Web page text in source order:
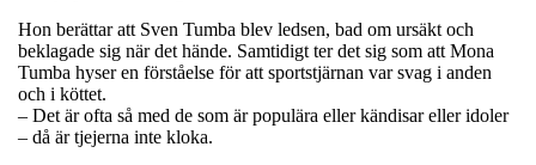
Hon berättar att Sven Tumba blev ledsen, bad om ursäkt och
beklagade sig när det hände. Samtidigt ter det sig som att Mona
Tumba hyser en förståelse för att sportstjärnan var svag i anden
och i köttet.
– Det är ofta så med de som är populära eller kändisar eller idoler
– då är tjejerna inte kloka.